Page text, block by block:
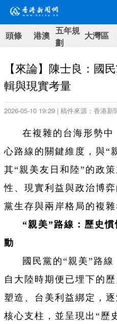
頭條 港澳 五年規
劃
大灣區
【來論】陳士良：國
輯與現實考量
2026-05-10 19:29 | 稿件來源：香港新
在複雜的台海形勢中
心路線的關鍵維度，與“
其“親美友日和陸”的政
性、現實利益與政治博
黨生存與兩岸格局的複雜
“親美”路線：歷史
動
國民黨的“親美”路
自大陸時期便已埋下的
塑造、台美利益綁定，
核心支柱，並呈現出“